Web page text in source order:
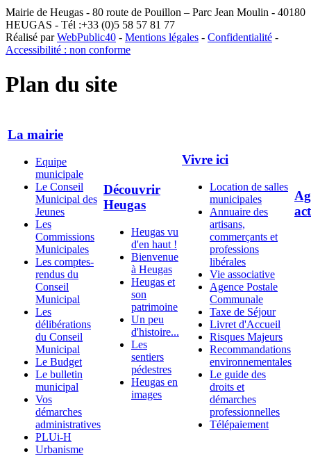
Mairie de Heugas - 80 route de Pouillon – Parc Jean Moulin - 40180
HEUGAS - Tél :+33 (0)5 58 57 81 77
Réalisé parWebPublic40 - Mentions légales - Confidentialité -
Accessibilité : non conforme
Plan du site
La mairie
Equipe
municipale
Le Conseil
Municipal des
Jeunes
Les
Commissions
Municipales
Les comptes-
rendus du
Conseil
Municipal
Les
délibérations
du Conseil
Municipal
Le Budget
Le bulletin
municipal
Vos
démarches
administratives
PLUi-H
Urbanisme
Découvrir
Heugas
Heugas vu
d'en haut !
Bienvenue
à Heugas
Heugas et
son
patrimoine
Un peu
d'histoire...
Les
sentiers
pédestres
Heugas en
images
Vivre ici
Location de salles
municipales
Annuaire des
artisans,
commerçants et
professions
libérales
Vie associative
Agence Postale
Communale
Taxe de Séjour
Livret d'Accueil
Risques Majeurs
Recommandations
environnementales
Le guide des
droits et
démarches
professionnelles
Télépaiement